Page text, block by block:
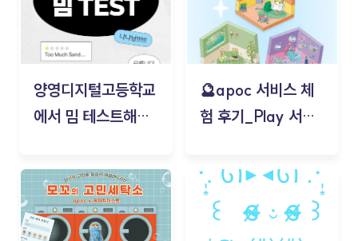
양영디지털고등학교
에서 밈 테스트해보
🔮apoc 서비스 체
험 후기_Play 서비
김태현